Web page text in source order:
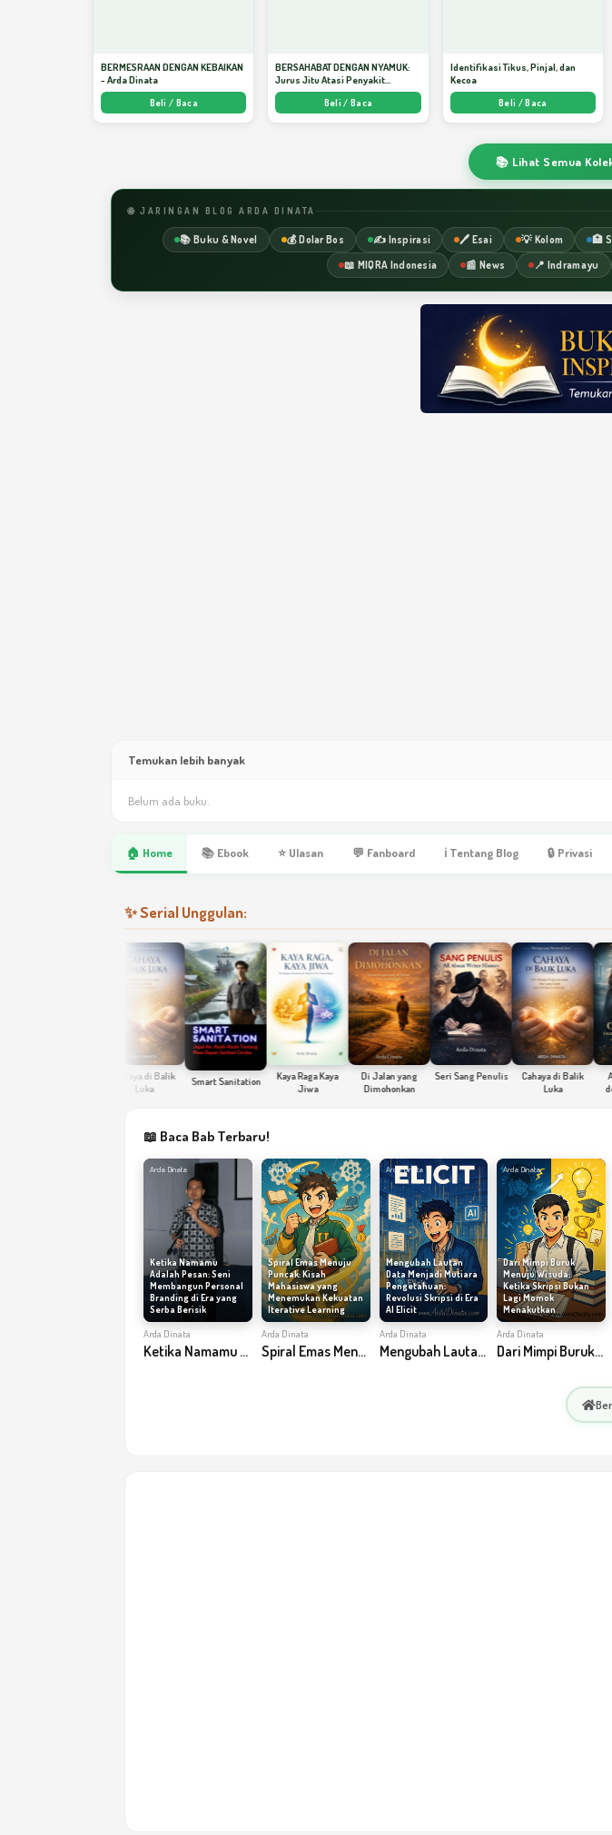
BERMESRAAN DENGAN KEBAIKAN
- Arda Dinata
Beli / Baca
BERSAHABAT DENGAN NYAMUK:
Jurus Jitu Atasi Penyakit
Bersumber Nyamuk - Arda Dinata
Beli / Baca
Identifikasi Tikus, Pinjal, dan
Kecoa
Beli / Baca
📚 Lihat Semua
🌐 JARINGAN BLOG ARDA DINATA
📚 Buku & Novel 💰 Dolar Bos ✍️ Inspirasi 🖊️ Esai 💡 Kolom 🏥
📖 MIQRA Indonesia
📰 News 📍 Indramayu
Temukan lebih banyak
Belum ada buku.
🏠 Home 📚 Ebook ⭐ Ulasan 💬 Fanboard ℹ Tentang Blog 🔒 Privasi
✨ Serial Unggulan:
Cahaya di Balik
Smart Sanitation
Kaya Raga Kaya
Jiwa
Di Jalan yang
Dimohonkan
Seri Sang Penulis
Cahaya di Balik
Luka
Aku
📖 Baca Bab Terbaru!
Arda Dinata
Ketika Namamu
Adalah Pesan: Seni
Membangun Personal
Branding di Era yang
Serba Berisik
Arda Dinata
Ketika Namamu Adalah Pesan: Seni Membangun Personal Branding di Era yang Serba Berisik
Arda Dinata
Spiral Emas Menuju
Puncak: Kisah
Mahasiswa yang
Menemukan Kekuatan
Iterative Learning
Arda Dinata
Spiral Emas Menuju Puncak: Kisah Mahasiswa yang Menemukan Kekuatan Iterative Learning
Arda Dinata
Mengubah Lautan
Data Menjadi Mutiara
Pengetahuan:
Revolusi Skripsi di Era
AI Elicit
Arda Dinata
Mengubah Lautan Data Menjadi Mutiara Pengetahuan: Revolusi Skripsi di Era AI Elicit
Arda Dinata
Dari Mimpi Buruk
Menuju Wisuda:
Ketika Skripsi Bukan
Lagi Momok
Menakutkan
Arda Dinata
Dari Mimpi Buruk Menuju Wisuda: Ketika Skripsi Bukan Lagi Momok Menakutkan